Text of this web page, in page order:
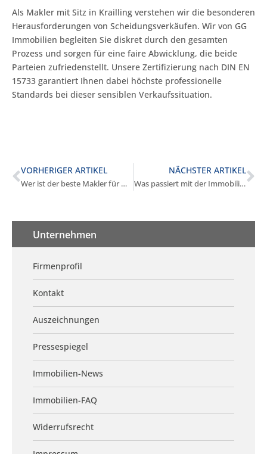
Als Makler mit Sitz in Krailling verstehen wir die besonderen
Herausforderungen von Scheidungsverkäufen. Wir von GG
Immobilien begleiten Sie diskret durch den gesamten
Prozess und sorgen für eine faire Abwicklung, die beide
Parteien zufriedenstellt. Unsere Zertifizierung nach DIN EN
15733 garantiert Ihnen dabei höchste professionelle
Standards bei dieser sensiblen Verkaufssituation.
VORHERIGER ARTIKEL
Wer ist der beste Makler für Mehrfamilienhäuser in Krailling?
NÄCHSTER ARTIKEL
Was passiert mit der Immobilie bei Scheidung in Krailling?
Unternehmen
Firmenprofil
Kontakt
Auszeichnungen
Pressespiegel
Immobilien-News
Immobilien-FAQ
Widerrufsrecht